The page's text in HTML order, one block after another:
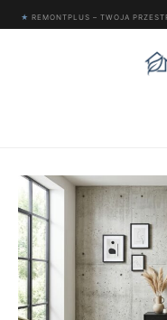
★ REMONTPLUS – TWOJA